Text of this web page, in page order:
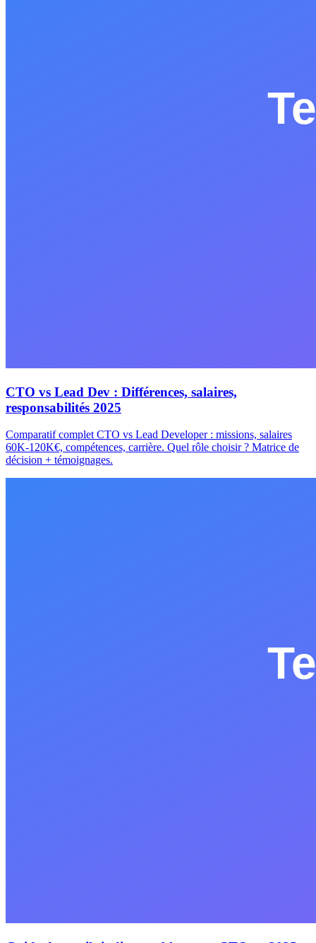
CTO vs Lead Dev : Différences, salaires,
responsabilités 2025
Comparatif complet CTO vs Lead Developer : missions, salaires
60K-120K€, compétences, carrière. Quel rôle choisir ? Matrice de
décision + témoignages.